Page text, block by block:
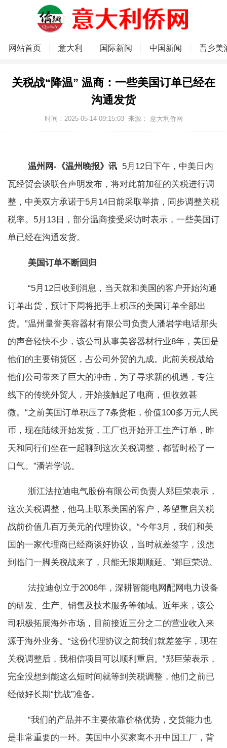
网站首页 意大利 国际新闻 中国新闻 吾乡美
关税战“降温” 温商：一些美国订单已经在
沟通发货
时间：2025-05-14 09:15:03 来源： 意大利侨网
温州网-《温州晚报》讯 5月12日下午，中美日内
瓦经贸会谈联合声明发布，将对此前加征的关税进行调
整，中美双方承诺于5月14日前采取举措，同步调整关税
税率。5月13日，部分温商接受采访时表示，一些美国订
单已经在沟通发货。
美国订单不断回归
“5月12日收到消息，当天就和美国的客户开始沟通
订单出货，预计下周将把手上积压的美国订单全部出
货。”温州量誉美容器材有限公司负责人潘岩学电话那头
的声音轻快不少，该公司从事美容器材行业8年，美国是
他们的主要销货区，占公司外贸的九成。此前关税战给
他们公司带来了巨大的冲击，为了寻求新的机遇，专注
线下的传统外贸人，开始接触起了电商，但收效甚
微。“之前美国订单积压了7条货柜，价值100多万元人民
币，现在陆续开始发货，工厂也开始开工生产订单，昨
天和同行们坐在一起聊到这次关税调整，都暂时松了一
口气。”潘岩学说。
浙江法拉迪电气股份有限公司负责人郑巨荣表示，
这次关税调整，他马上联系美国的客户，希望重启关税
战前价值几百万美元的代理协议。“今年3月，我们和美
国的一家代理商已经商谈好协议，当时就差签字，没想
到临门一脚关税战来了，只能无限期顺延。”郑巨荣说。
法拉迪创立于2006年，深耕智能电网配网电力设备
的研发、生产、销售及技术服务等领域。近年来，该公
司积极拓展海外市场，目前接近三分之二的营业收入来
源于海外业务。“这份代理协议之前我们就差签字，现在
关税调整后，我相信项目可以顺利重启。”郑巨荣表示，
完全没想到能这么短时间就等到关税调整，他们之前已
经做好长期“抗战”准备。
“我们的产品并不主要依靠价格优势，交货能力也
是非常重要的一环。美国中小买家离不开中国工厂，背